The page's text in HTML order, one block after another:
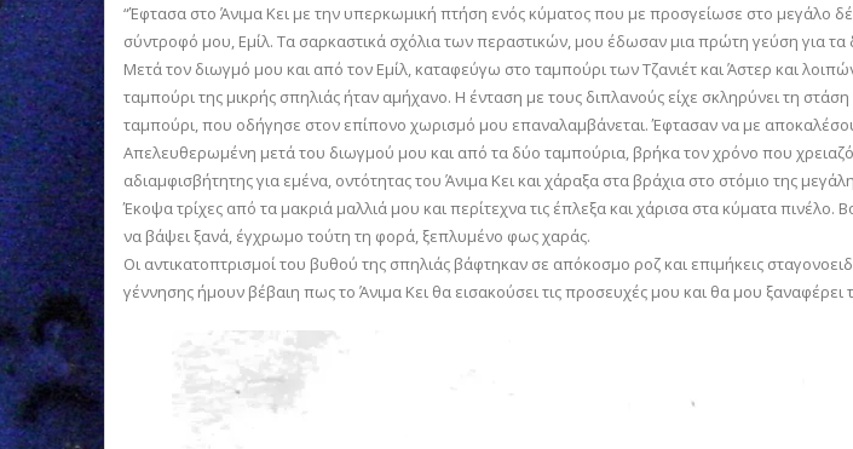
“Έφτασα στο Άνιμα Κει με την υπερκωμική πτήση ενός κύματος που με προσγείωσε στο μεγάλο
σύντροφό μου, Εμίλ. Τα σαρκαστικά σχόλια των περαστικών, μου έδωσαν μια πρώτη γεύση για
Μετά τον διωγμό μου και από τον Εμίλ, καταφεύγω στο ταμπούρι των Τζανιέτ και Άστερ και
ταμπούρι της μικρής σπηλιάς ήταν αμήχανο. Η ένταση με τους διπλανούς είχε σκληρύνει τη
ταμπούρι, που οδήγησε στον επίπονο χωρισμό μου επαναλαμβάνεται. Έφτασαν να με
Απελευθερωμένη μετά του διωγμού μου και από τα δύο ταμπούρια, βρήκα τον χρόνο που
αδιαμφισβήτητης για εμένα, οντότητας του Άνιμα Κει και χάραξα στα βράχια στο στόμιο της
Έκοψα τρίχες από τα μακριά μαλλιά μου και περίτεχνα τις έπλεξα και χάρισα στα κύματα
να βάψει ξανά, έγχρωμο τούτη τη φορά, ξεπλυμένο φως χαράς.
Οι αντικατοπτρισμοί του βυθού της σπηλιάς βάφτηκαν σε απόκοσμο ροζ και επιμήκεις
γέννησης ήμουν βέβαιη πως το Άνιμα Κει θα εισακούσει τις προσευχές μου και θα μου